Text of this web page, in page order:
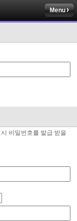
Menu
비밀번호를 발급 받을